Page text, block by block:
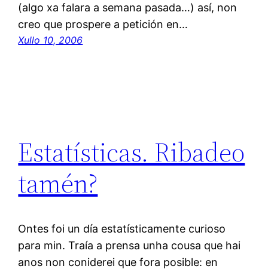
(algo xa falara a semana pasada…) así, non
creo que prospere a petición en…
Xullo 10, 2006
Estatísticas. Ribadeo
tamén?
Ontes foi un día estatísticamente curioso
para min. Traía a prensa unha cousa que hai
anos non coniderei que fora posible: en